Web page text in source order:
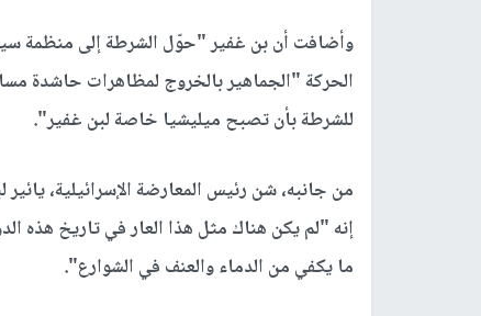
وأضافت أن بن غفير "حوّل الشرطة إلى منظمة
الحركة "الجماهير بالخروج لمظاهرات حاشدة
للشرطة بأن تصبح ميليشيا خاصة لبن غفير".
من جانبه، شن رئيس المعارضة الإسرائيلية،
إنه "لم يكن هناك مثل هذا العار في تاريخ هذه
ما يكفي من الدماء والعنف في الشوارع".